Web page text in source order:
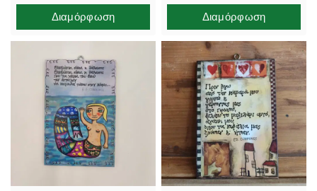
Διαμόρφωση Διαμόρφωση